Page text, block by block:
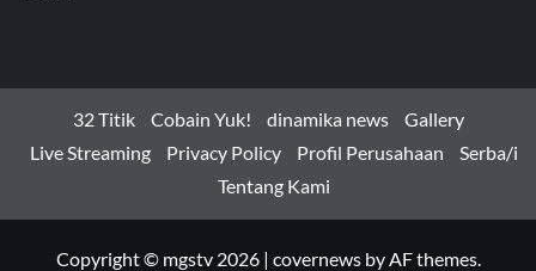
32 Titik Cobain Yuk! dinamika news
Gallery
Live Streaming
Privacy Policy Profil Perusahaan
Serba/i
Tentang Kami
Copyright © mgstv 2026 | covernewsby AF themes.